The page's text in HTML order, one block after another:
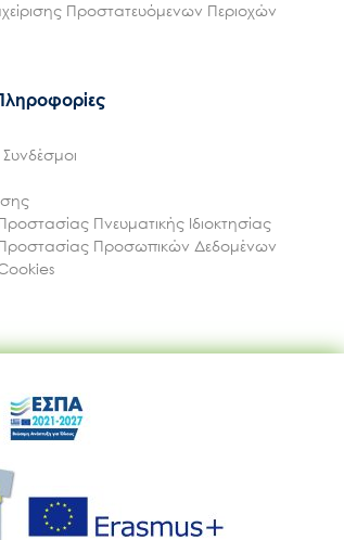
Προστατευόμενων Περιοχών
Πνευματικής Ιδιοκτησίας
Προστασίας Προσωπικών Δεδομένων